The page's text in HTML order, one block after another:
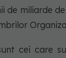
de miliarde
cei care